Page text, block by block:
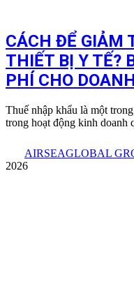
CÁCH ĐỂ GIẢM
THIẾT BỊ Y TẾ?
PHÍ CHO
Thuế nhập khẩu là một
trong hoạt động kinh doanh
AIRSEAGLOBAL
2026